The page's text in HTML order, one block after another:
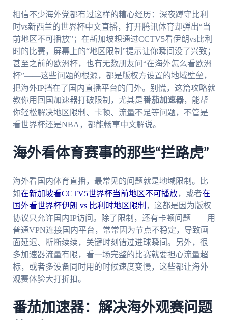
相信不少海外党都有过这样的糟心经历：深夜蹲守比利
时vs新西兰的世界杯中文直播，打开腾讯体育却弹出“当
前地区不可播放”；在新加坡想通过CCTV5看伊朗vs比利
时的比赛，屏幕上的“地区限制”提示让你瞬间没了兴致；
甚至之前的欧洲杯，也有无数朋友问“在海外怎么看欧洲
杯”——这些问题的根源，都是版权方设置的地域壁垒，
把海外IP挡在了国内直播平台的门外。别慌，这篇攻略就
教你用回国加速器打破限制，尤其是番茄加速器，能帮
你轻松解决地区限制、卡顿、流量不足等问题，不管是
看世界杯还是NBA，都能畅享中文解说。
海外看体育赛事的那些“拦路虎”
海外看国内体育直播，最常见的问题就是地域限制。比
如在新加坡看CCTV5世界杯当前地区不可播放，或者在
国外看世界杯伊朗 vs 比利时地区限制 ，这都是因为版权
协议只允许国内IP访问。除了限制，还有卡顿问题——用
普通VPN连接国内平台，常常因为节点不稳定，导致画
面延迟、断断续续，关键时刻错过进球瞬间。另外，很
多加速器流量有限，看一场完整的比赛就要担心流量超
标，或者多设备同时用的时候速度变慢，这些都让海外
观赛体验大打折扣。
番茄加速器：解决海外观赛问题